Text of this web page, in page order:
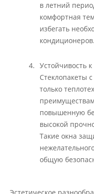
в летний
комфортная
избегать
кондиционеров.
Устойчивость
Стеклопакеты
только
повышенную
высокой
Такие окна
общую
Эстетическое